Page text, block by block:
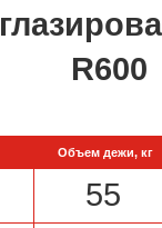
R600
Объем дежи, кг
55